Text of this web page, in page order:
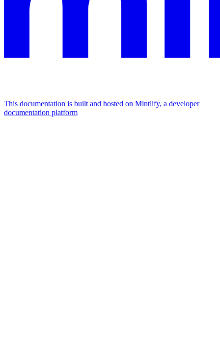
This documentation is built and hosted on Mintlify, a developer
documentation platform